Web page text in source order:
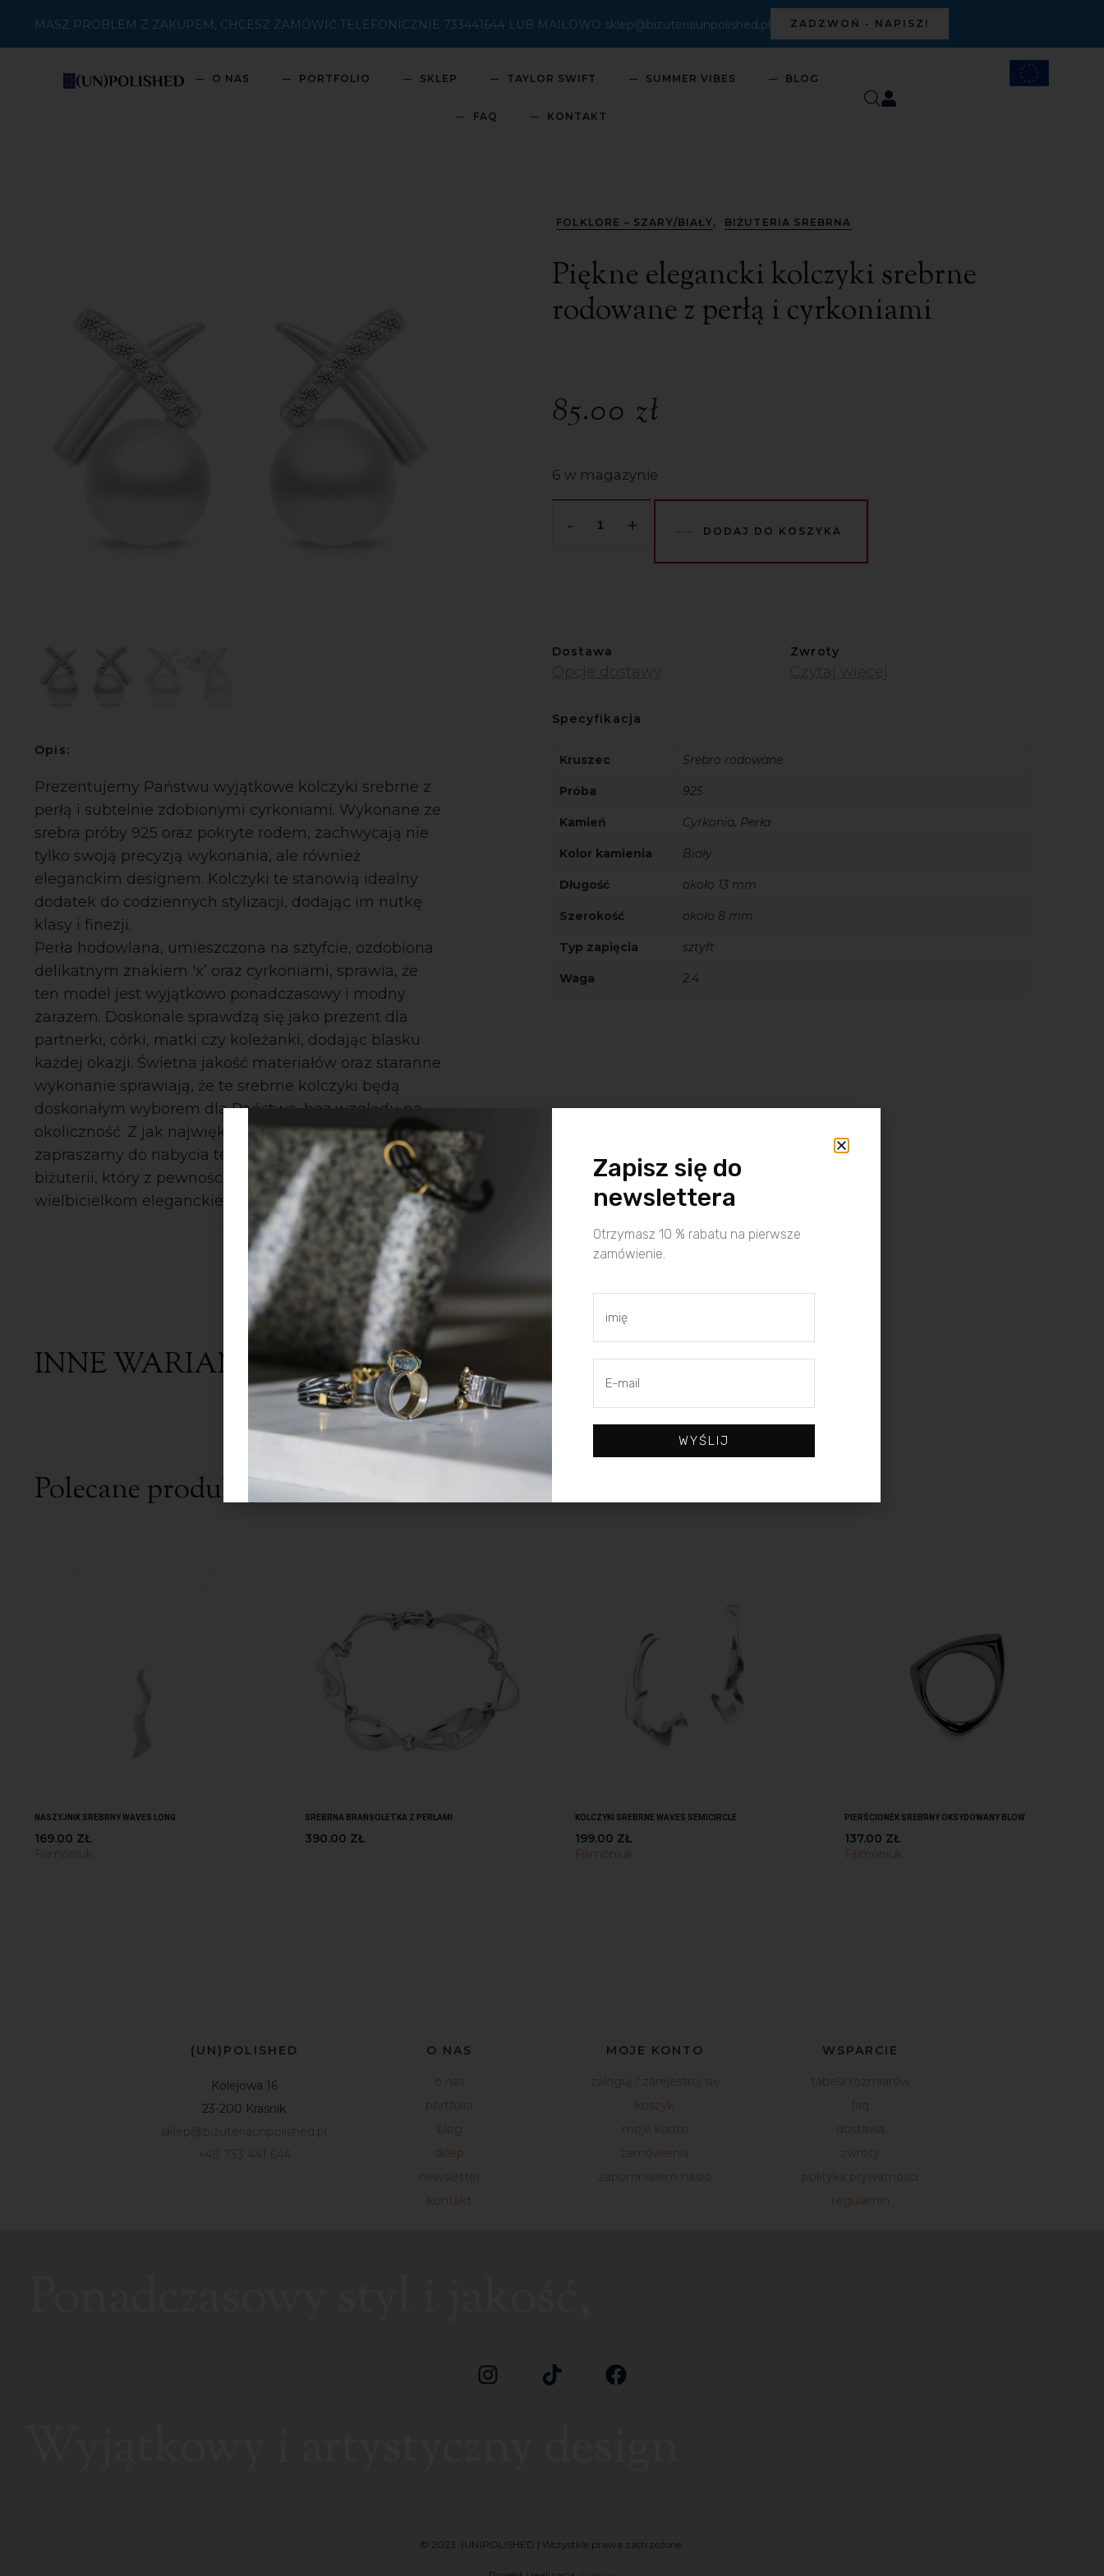
MASZ PROBLEM Z ZAKUPEM, CHCESZ ZAMÓWIĆ TELEFONICZNIE 733441644 LUB MAILOWO sklep@bizuteriaunpolished.pl ZADZWOŃ - NAPISZ!
O NAS PORTFOLIO SKLEP TAYLOR SWIFT SUMMER VIBES BLOG
FAQ KONTAKT
Opis:
Prezentujemy Państwu wyjątkowe kolczyki srebrne z
perłą i subtelnie zdobionymi cyrkoniami. Wykonane ze
srebra próby 925 oraz pokryte rodem, zachwycają nie
tylko swoją precyzją wykonania, ale również
eleganckim designem. Kolczyki te stanowią idealny
dodatek do codziennych stylizacji, dodając im nutkę
klasy i finezji.
Perła hodowlana, umieszczona na sztyfcie, ozdobiona
delikatnym znakiem 'x’ oraz cyrkoniami, sprawia, że
ten model jest wyjątkowo ponadczasowy i modny
zarazem. Doskonale sprawdzą się jako prezent dla
partnerki, córki, matki czy koleżanki, dodając blasku
każdej okazji. Świetna jakość materiałów oraz staranne
wykonanie sprawiają, że te srebrne kolczyki będą
doskonałym wyborem dla Państwa, bez względu na
okoliczność. Z jak największą przyjemnością
zapraszamy do nabycia tego wyjątkowego dodatku do
biżuterii, który z pewnością przypadnie do gustu
wielbicielkom eleganckiego stylu.
FOLKLORE – SZARY/BIAŁY, BIŻUTERIA SREBRNA
Piękne elegancki kolczyki srebrne
rodowane z perłą i cyrkoniami
85.00 zł
6 w magazynie
- + DODAJ DO KOSZYKA
Dostawa
Opcje dostawy
Zwroty
Czytaj więcej
Specyfikacja
Kruszec Srebro rodowane
Próba 925
Kamień Cyrkonia, Perła
Kolor kamienia Biały
Długość około 13 mm
Szerokość około 8 mm
Typ zapięcia sztyft
Waga 2.4
INNE WARIANTY
Polecane produkty
NASZYJNIK SREBRNY WAVES LONG
169.00 ZŁ
Filimoniuk
SREBRNA BRANSOLETKA Z PERŁAMI
390.00 ZŁ
KOLCZYKI SREBRNE WAVES SEMICIRCLE
199.00 ZŁ
Filimoniuk
PIERŚCIONEK SREBRNY OKSYDOWANY BLOW
137.00 ZŁ
Filimoniuk
(UN)POLISHED
Kolejowa 16
23-200 Krasnik
sklep@bizuteriaunpolished.pl
+48 733 441 644
O NAS
o nas
portfolio
blog
sklep
newsletter
kontakt
MOJE KONTO
zaloguj / zarejestruj się
koszyk
moje konto
zamówienia
zapomniałem hasło
WSPARCIE
tabela rozmiarów
faq
dostawa
zwroty
polityka prywatności
regulamin
© 2023 (UN)POLISHED | Wszystkie prawa zastrzeżone
Zapisz się do
newslettera
Otrzymasz 10 % rabatu na pierwsze
zamówienie.
WYŚLIJ